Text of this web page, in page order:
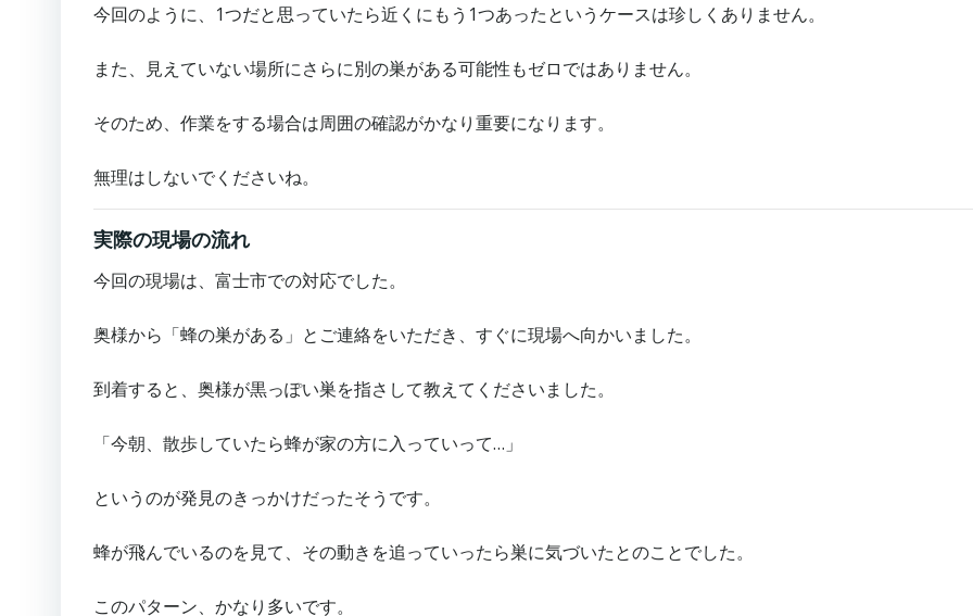
今回のように、1つだと思っていたら近くにもう1つあったというケースは珍しくありません。
また、見えていない場所にさらに別の巣がある可能性もゼロではありません。
そのため、作業をする場合は周囲の確認がかなり重要になります。
無理はしないでくださいね。
実際の現場の流れ
今回の現場は、富士市での対応でした。
奥様から「蜂の巣がある」とご連絡をいただき、すぐに現場へ向かいました。
到着すると、奥様が黒っぽい巣を指さして教えてくださいました。
「今朝、散歩していたら蜂が家の方に入っていって…」
というのが発見のきっかけだったそうです。
蜂が飛んでいるのを見て、その動きを追っていったら巣に気づいたとのことでした。
このパターン、かなり多いです。